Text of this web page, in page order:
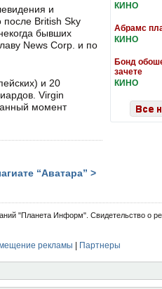
и
после British Sky
бывших
News Corp. и по
и 20
Virgin
момент
“Аватара” >
КИНО
Абрамс
КИНО
Бонд
зачете
КИНО
"Планета Информ". Свидетельство о
рекламы Партнеры